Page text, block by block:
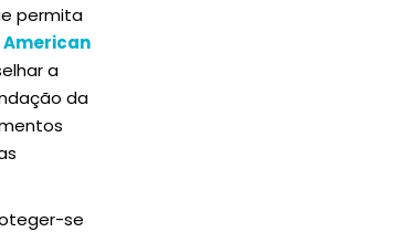
permita
a
da
se